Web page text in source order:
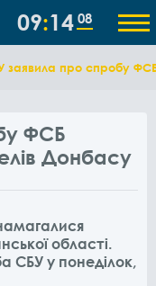
09 14 08
заявила про спробу
ФСБ
Донбасу
області.
СБУ у понеділок,